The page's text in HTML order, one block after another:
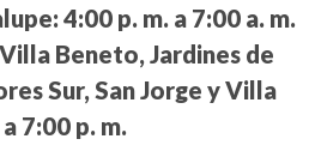
4:00 p. m. a 7:00 a. m.
Beneto, Jardines de
Sur, San Jorge y Villa
7:00 p. m.